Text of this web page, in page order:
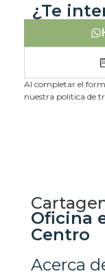
¿Te
Al completar el
nuestra política de
Oficina
Centro
Acerca